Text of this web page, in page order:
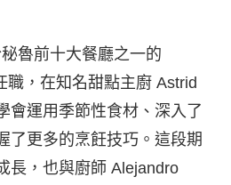
魯前十大餐廳之一的
職，在知名甜點主廚 Astrid
會運用季節性食材、深入了
了更多的烹飪技巧。這段期
長，也與廚師 Alejandro